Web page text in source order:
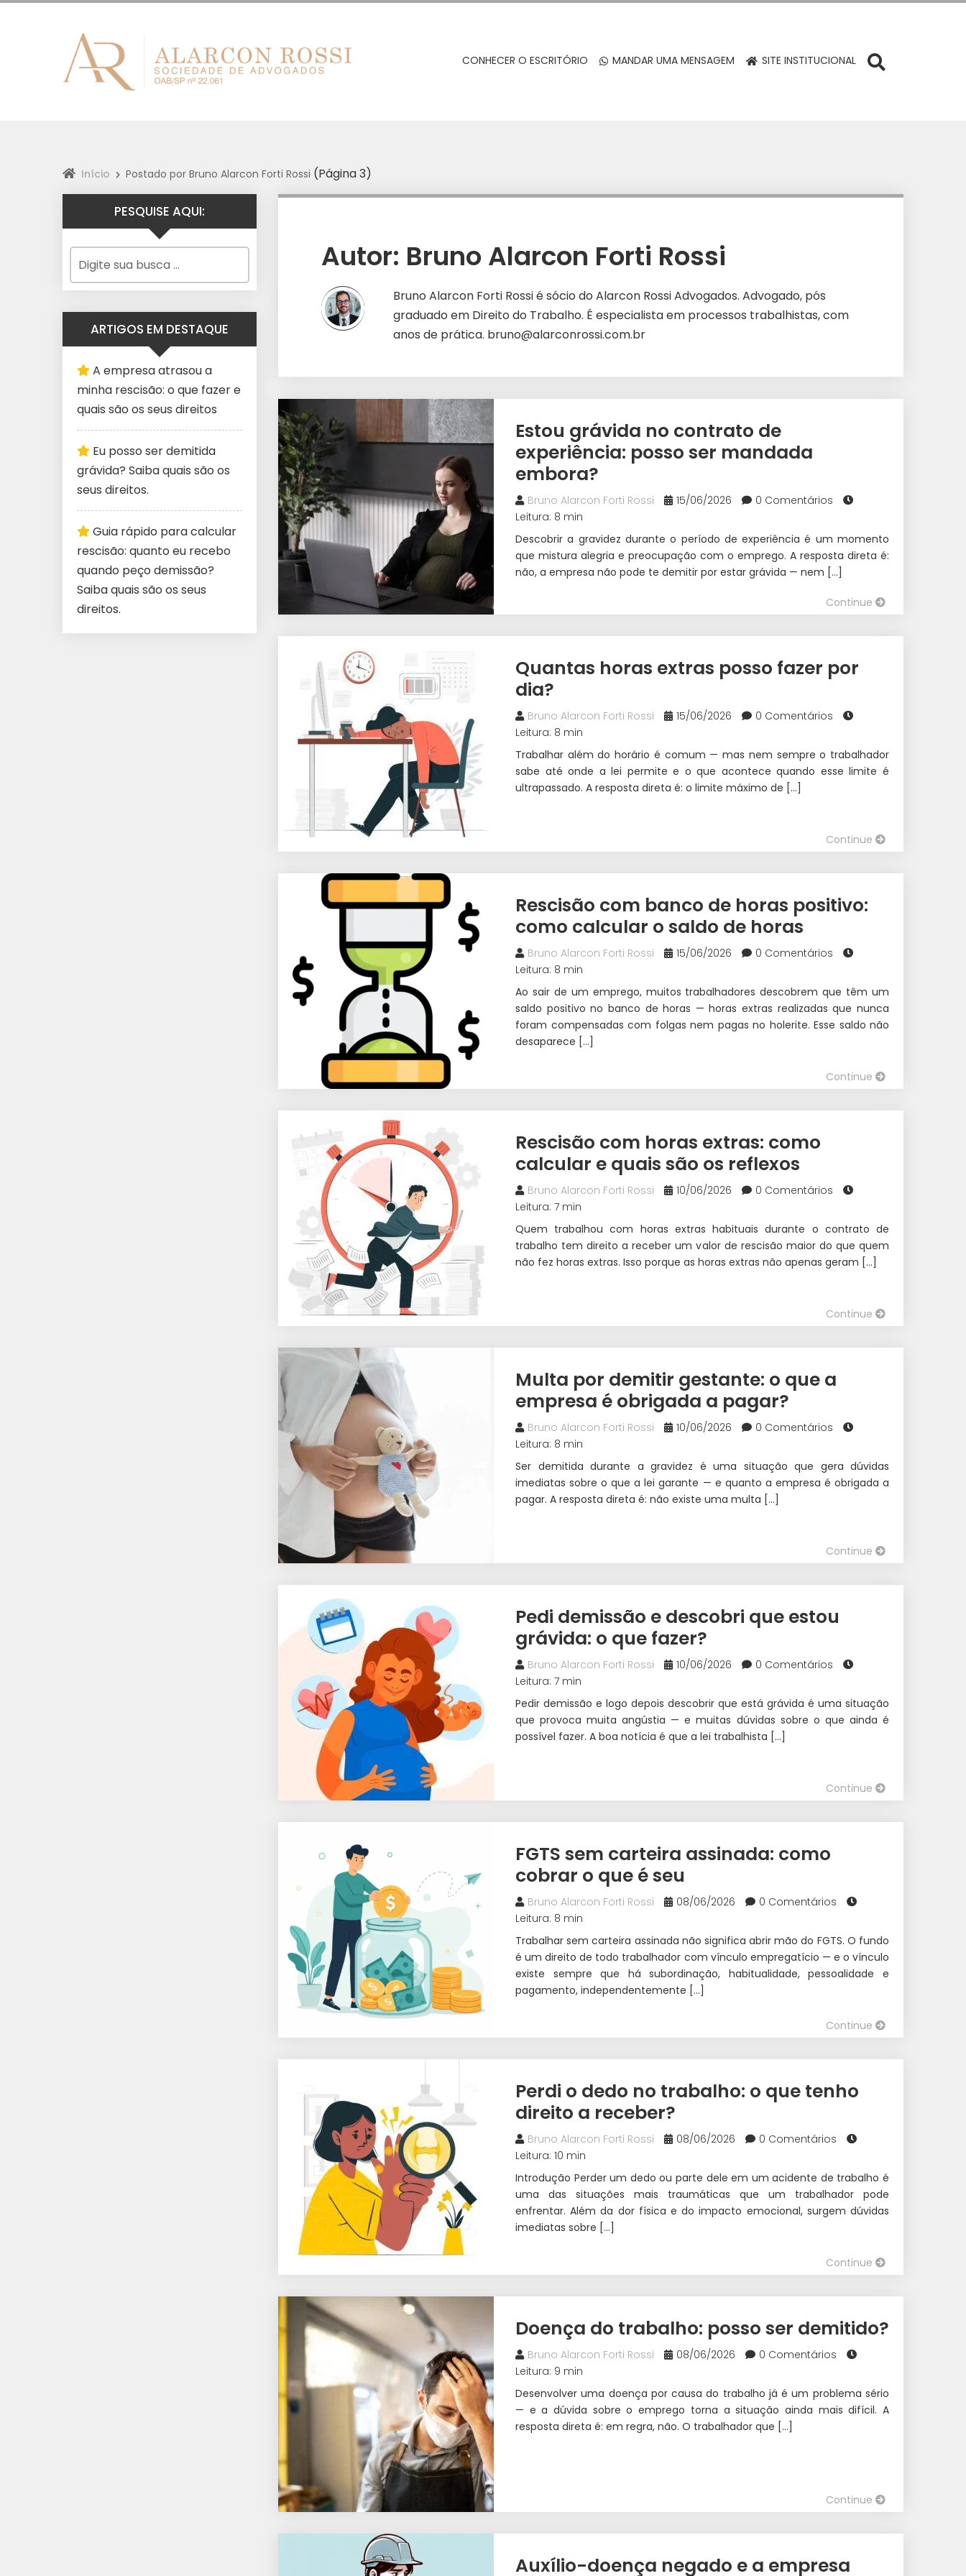
CONHECER O ESCRITÓRIO MANDAR UMA MENSAGEM SITE INSTITUCIONAL
Início Postado por Bruno Alarcon Forti Rossi (Página 3)
Autor: Bruno Alarcon Forti Rossi
Bruno Alarcon Forti Rossi é sócio do Alarcon Rossi Advogados. Advogado, pós
graduado em Direito do Trabalho. É especialista em processos trabalhistas, com
anos de prática. bruno@alarconrossi.com.br
Estou grávida no contrato de
experiência: posso ser mandada
embora?
Bruno Alarcon Forti Rossi 15/06/2026
0 Comentários
Leitura: 8 min
Descobrir a gravidez durante o período de experiência é um momento
que mistura alegria e preocupação com o emprego. A resposta direta é:
não, a empresa não pode te demitir por estar grávida — nem […]
Continue
Quantas horas extras posso fazer por
dia?
Bruno Alarcon Forti Rossi 15/06/2026
0 Comentários
Leitura: 8 min
Trabalhar além do horário é comum — mas nem sempre o trabalhador
sabe até onde a lei permite e o que acontece quando esse limite é
ultrapassado. A resposta direta é: o limite máximo de […]
Continue
Rescisão com banco de horas positivo:
como calcular o saldo de horas
Bruno Alarcon Forti Rossi 15/06/2026
0 Comentários
Leitura: 8 min
Ao sair de um emprego, muitos trabalhadores descobrem que têm um
saldo positivo no banco de horas — horas extras realizadas que nunca
foram compensadas com folgas nem pagas no holerite. Esse saldo não
desaparece […]
Continue
Rescisão com horas extras: como
calcular e quais são os reflexos
Bruno Alarcon Forti Rossi 10/06/2026
0 Comentários
Leitura: 7 min
Quem trabalhou com horas extras habituais durante o contrato de
trabalho tem direito a receber um valor de rescisão maior do que quem
não fez horas extras. Isso porque as horas extras não apenas geram […]
Continue
Multa por demitir gestante: o que a
empresa é obrigada a pagar?
Bruno Alarcon Forti Rossi 10/06/2026
0 Comentários
Leitura: 8 min
Ser demitida durante a gravidez é uma situação que gera dúvidas
imediatas sobre o que a lei garante — e quanto a empresa é obrigada a
pagar. A resposta direta é: não existe uma multa […]
Continue
Pedi demissão e descobri que estou
grávida: o que fazer?
Bruno Alarcon Forti Rossi 10/06/2026
0 Comentários
Leitura: 7 min
Pedir demissão e logo depois descobrir que está grávida é uma situação
que provoca muita angústia — e muitas dúvidas sobre o que ainda é
possível fazer. A boa notícia é que a lei trabalhista […]
Continue
FGTS sem carteira assinada: como
cobrar o que é seu
Bruno Alarcon Forti Rossi 08/06/2026
0 Comentários
Leitura: 8 min
Trabalhar sem carteira assinada não significa abrir mão do FGTS. O fundo
é um direito de todo trabalhador com vínculo empregatício — e o vínculo
existe sempre que há subordinação, habitualidade, pessoalidade e
pagamento, independentemente […]
Continue
Perdi o dedo no trabalho: o que tenho
direito a receber?
Bruno Alarcon Forti Rossi 08/06/2026
0 Comentários
Leitura: 10 min
Introdução Perder um dedo ou parte dele em um acidente de trabalho é
uma das situações mais traumáticas que um trabalhador pode
enfrentar. Além da dor física e do impacto emocional, surgem dúvidas
imediatas sobre […]
Continue
Doença do trabalho: posso ser demitido?
Bruno Alarcon Forti Rossi 08/06/2026
0 Comentários
Leitura: 9 min
Desenvolver uma doença por causa do trabalho já é um problema sério
— e a dúvida sobre o emprego torna a situação ainda mais difícil. A
resposta direta é: em regra, não. O trabalhador que […]
Continue
Auxílio-doença negado e a empresa
PESQUISE AQUI:
ARTIGOS EM DESTAQUE
A empresa atrasou a
minha rescisão: o que fazer e
quais são os seus direitos
Eu posso ser demitida
grávida? Saiba quais são os
seus direitos.
Guia rápido para calcular
rescisão: quanto eu recebo
quando peço demissão?
Saiba quais são os seus
direitos.